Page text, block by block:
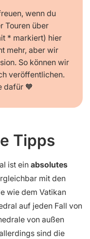
wenn du
Touren über
* markiert) hier
mehr, aber wir
So können wir
veröffentlichen.
dafür 🧡
Tipps
ist ein absolutes
mit den
wie dem Vatikan
auf jeden Fall von
von außen
sind die